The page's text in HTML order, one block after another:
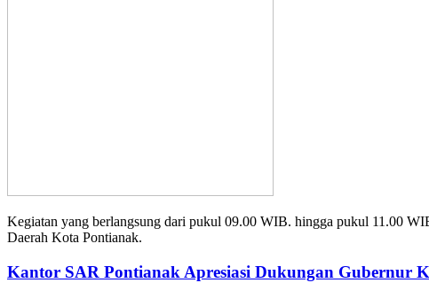
Kegiatan yang berlangsung dari pukul 09.00 WIB. hingga pukul 11.00
Daerah Kota Pontianak.
Kantor SAR Pontianak Apresiasi Dukungan Gubernur